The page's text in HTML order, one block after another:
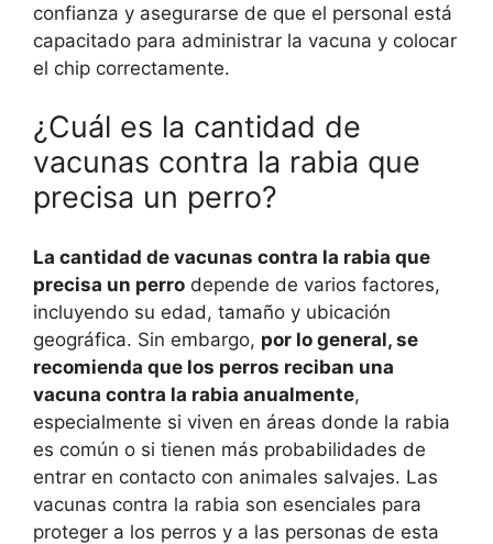
confianza y asegurarse de que el personal está
capacitado para administrar la vacuna y colocar
el chip correctamente.
¿Cuál es la cantidad de
vacunas contra la rabia que
precisa un perro?
La cantidad de vacunas contra la rabia que
precisa un perro depende de varios factores,
incluyendo su edad, tamaño y ubicación
geográfica. Sin embargo, por lo general, se
recomienda que los perros reciban una
vacuna contra la rabia anualmente,
especialmente si viven en áreas donde la rabia
es común o si tienen más probabilidades de
entrar en contacto con animales salvajes. Las
vacunas contra la rabia son esenciales para
proteger a los perros y a las personas de esta